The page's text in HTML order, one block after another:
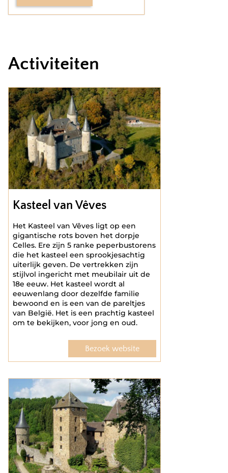
Activiteiten
Kasteel van Vêves
Het Kasteel van Vêves ligt op een
gigantische rots boven het dorpje
Celles. Ere zijn 5 ranke peperbustorens
die het kasteel een sprookjesachtig
uiterlijk geven. De vertrekken zijn
stijlvol ingericht met meubilair uit de
18e eeuw. Het kasteel wordt al
eeuwenlang door dezelfde familie
bewoond en is een van de pareltjes
van België. Het is een prachtig kasteel
om te bekijken, voor jong en oud.
Bezoek website